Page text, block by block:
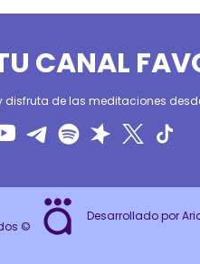
CANAL
disfruta de las meditaciones
©
Desarrollado por